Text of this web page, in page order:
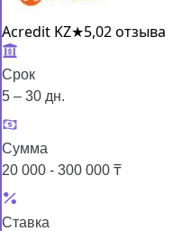
Acredit KZ★5,02 отзыва
Срок
5 – 30 дн.
Сумма
20 000 - 300 000 ₸
Ставка